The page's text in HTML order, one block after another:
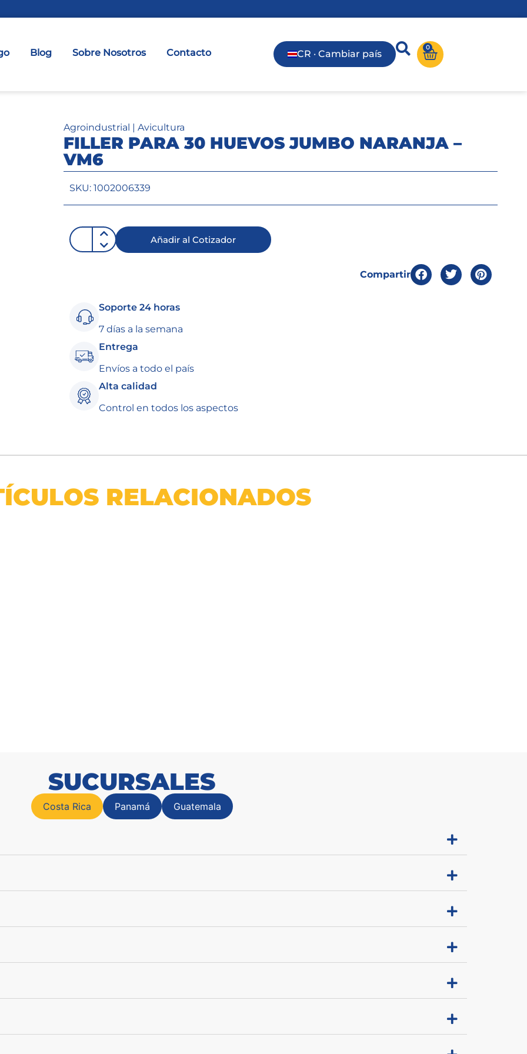
Blog Sobre Nosotros Contacto CR · Cambiar país
0
Agroindustrial | Avicultura
FILLER PARA 30 HUEVOS JUMBO NARANJA –
VM6
SKU: 1002006339
Añadir al Cotizador
Compartir
Soporte 24 horas
7 días a la semana
Entrega
Envíos a todo el país
Alta calidad
Control en todos los aspectos
RELACIONADOS
SUCURSALES
Costa Rica Panamá Guatemala